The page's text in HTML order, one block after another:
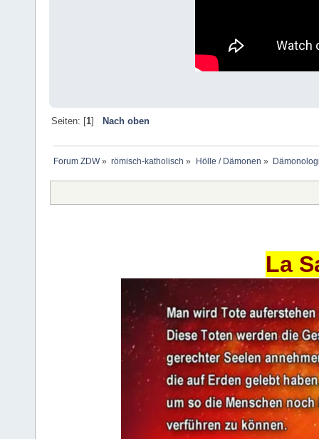
Seiten: [1] Nach oben
Forum ZDW» römisch-katholisch » Hölle / Dämonen »
La